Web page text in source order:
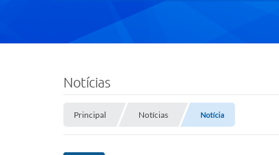
Notícias
Principal Notícias Notícia